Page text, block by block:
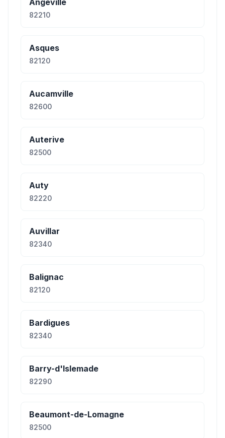
Angeville
82210
Asques
82120
Aucamville
82600
Auterive
82500
Auty
82220
Auvillar
82340
Balignac
82120
Bardigues
82340
Barry-d'Islemade
82290
Beaumont-de-Lomagne
82500